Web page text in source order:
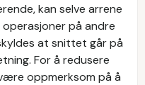
kan selve arrene
på andre
at snittet går på
For å redusere
oppmerksom på å